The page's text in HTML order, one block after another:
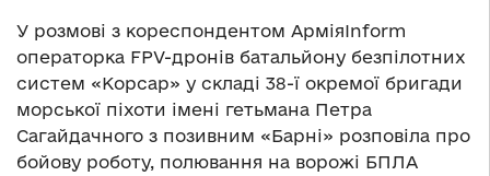
У розмові з кореспондентом АрміяInform
операторка FPV-дронів батальйону безпілотних
систем «Корсар» у складі 38-ї окремої бригади
морської піхоти імені гетьмана Петра
Сагайдачного з позивним «Барні» розповіла про
бойову роботу, полювання на ворожі БПЛА